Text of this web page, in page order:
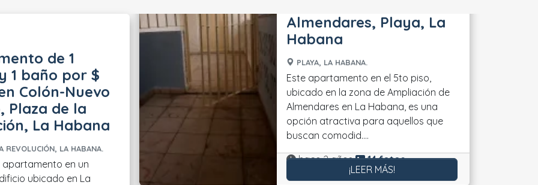
de 1
1 baño por $
Colón-Nuevo
Plaza de la
La Habana
REVOLUCIÓN, LA HABANA.
apartamento en un
ubicado en La
Almendares, Playa, La
Habana
PLAYA, LA HABANA.
Este apartamento en el 5to piso,
ubicado en la zona de Ampliación de
Almendares en La Habana, es una
opción atractiva para aquellos que
buscan comodid....
Actualizado:
hace 2 años
14 fotos
¡LEER MÁS!